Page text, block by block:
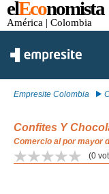
elEconomista
América | Colombia
Empresite Colombia
Confites Y
Comercio al por mayor
(0